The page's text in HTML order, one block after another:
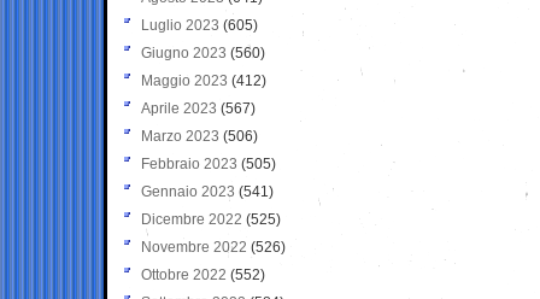
Luglio 2023 (605)
Giugno 2023 (560)
Maggio 2023 (412)
Aprile 2023 (567)
Marzo 2023 (506)
Febbraio 2023 (505)
Gennaio 2023 (541)
Dicembre 2022 (525)
Novembre 2022 (526)
Ottobre 2022 (552)